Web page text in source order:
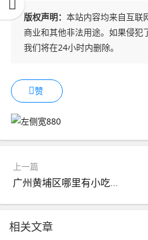
版权声明： 本站内容均来自互联
商业和其他非法用途。如果侵犯
我们将在24小时内删除。
赞
上一篇
广州黄埔区哪里有小吃培训(广州黄埔区好吃的店)
相关文章